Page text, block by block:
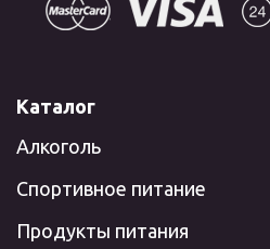
Каталог
Алкоголь
Спортивное питание
Продукты питания